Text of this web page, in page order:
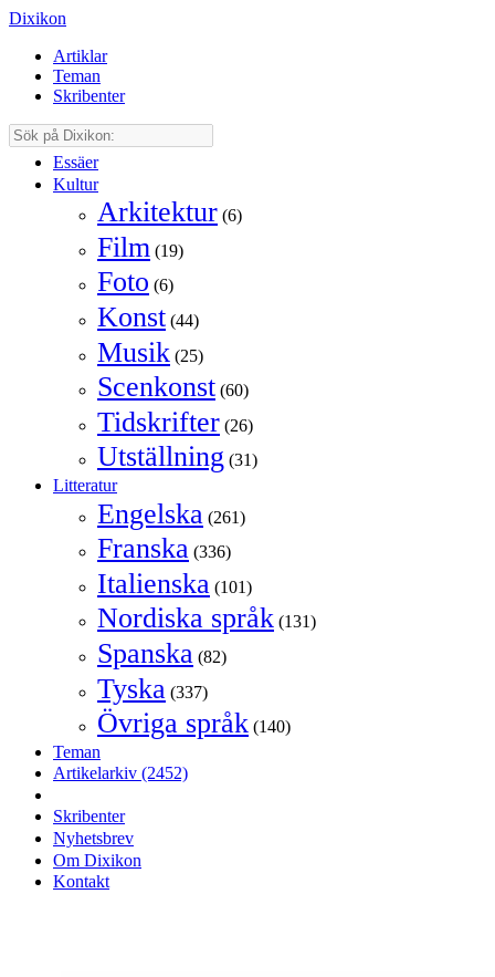
Dixikon
Artiklar
Teman
Skribenter
Essäer
Kultur
Arkitektur (6)
Film (19)
Foto (6)
Konst (44)
Musik (25)
Scenkonst (60)
Tidskrifter (26)
Utställning (31)
Litteratur
Engelska (261)
Franska (336)
Italienska (101)
Nordiska språk (131)
Spanska (82)
Tyska (337)
Övriga språk (140)
Teman
Artikelarkiv (2452)
Skribenter
Nyhetsbrev
Om Dixikon
Kontakt